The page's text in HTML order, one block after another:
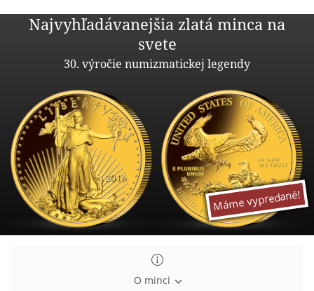
Najvyhľadávanejšia
zlatáNajvyhľadávanejšia zlatá minca na
svete
30. výročie numizmatickej legendy
Máme vypredané!
O minci